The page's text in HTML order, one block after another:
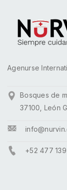
Agenurse
Bosques de
37100, León
+52 477